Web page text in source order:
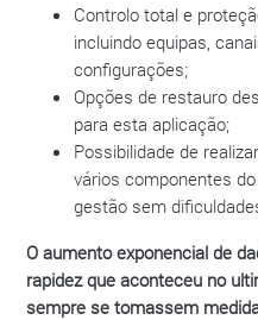
Controlo total e
incluindo equipas,
configurações;
Opções de restauro
para esta aplicação;
Possibilidade de
vários componentes
gestão sem
O aumento exponencial de
rapidez que aconteceu no
sempre se tomassem